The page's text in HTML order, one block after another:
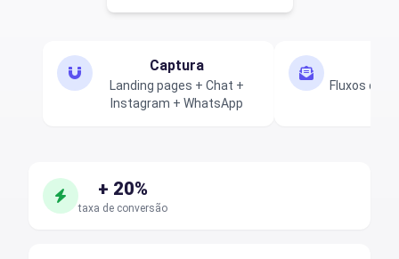
Captura
Landing pages + Chat +
Instagram + WhatsApp
Fluxos de
+ 20%
taxa de conversão